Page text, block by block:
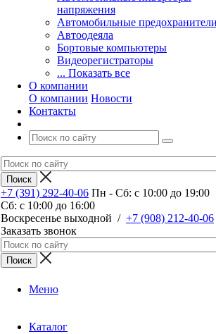
напряжения
Автомобильные
Автоодеяла
Бортовые компьютеры
Видеорегистраторы
... Показать все
О компании
О компании Новости
Контакты
+7 (391) 292-40-06 Пн - Сб: c 10:00 до 19:00
Сб: c 10:00 до 16:00
​Воскресенье выходной / +7 (908) 212-40-06
Заказать звонок
Меню
Каталог